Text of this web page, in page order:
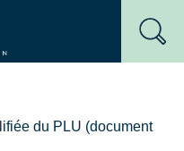
Samatan
du PLU (document